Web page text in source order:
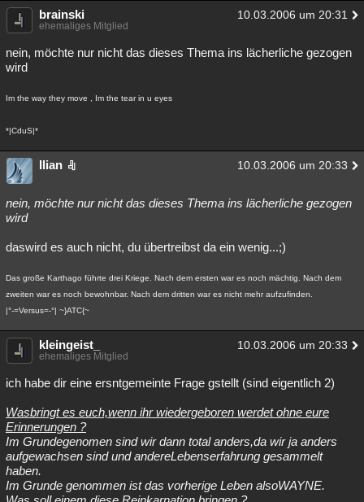
brainski 10.03.2006 um 20:31
ehemaliges Mitglied
nein, möchte nur nicht das dieses Thema ins lächerliche gezogen
wird
Im the way they move , Im the tear in u eyes
*|CduS|*
Ilian 10.03.2006 um 20:33
nein, möchte nur nicht das dieses Thema ins lächerliche gezogen
wird
daswird es auch nicht, du übertreibst da ein wenig...;)
Das große Karthago führte drei Kriege. Nach dem ersten war es noch mächtig. Nach dem
zweiten war es noch bewohnbar. Nach dem dritten war es nicht mehr aufzufinden.
|°-=Versus=-°| ~}ATC{~
kleingeist_ 10.03.2006 um 20:33
ehemaliges Mitglied
ich habe dir eine ersntgemeinte Frage gstellt (sind eigentlich 2)
Wasbringt es euch,wenn ihr wiedergeboren werdet ohne eure
Erinnerungen ?
Im Grundegenomen sind wir dann total anders,da wir ja anders
aufgewachsen sind und andereLebenserfahrung gesammelt
haben.
Im Grunde genommen ist das vorherige Leben alsoWAYNE.